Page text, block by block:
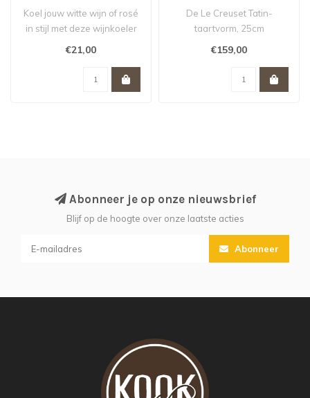
cerise/kersenrood actie
van 28,- voor 21,- *
Koel jouw witte wijn of rosé
in stijl met deze wijnkoeler
van Le Creuset. Bewaa..
€21,00
De Le Creuset Tatin-
taartvorm, 25cm
kersenrood is ideaal voor
€159,00
Abonneer je op onze nieuwsbrief
Blijf op de hoogte over onze laatste acties
Abonneer